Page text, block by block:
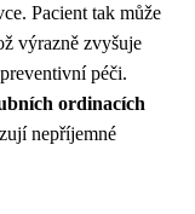
Pacient tak může
výrazně zvyšuje
péči.
ordinacích
nepříjemné